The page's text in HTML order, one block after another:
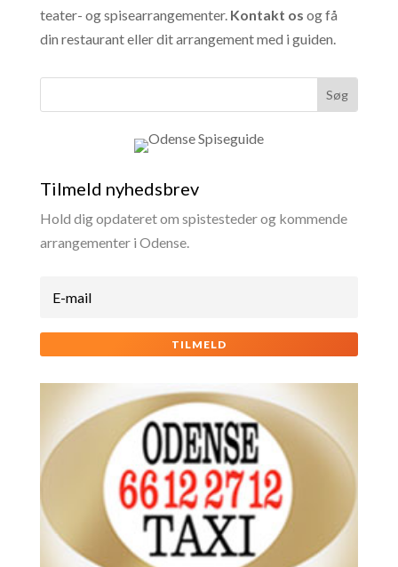
teater- og spisearrangementer. Kontakt os og få
din restaurant eller dit arrangement med i guiden.
Tilmeld nyhedsbrev
Hold dig opdateret om spistesteder og kommende
arrangementer i Odense.
TILMELD